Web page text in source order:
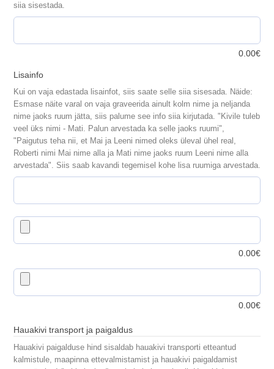
siia sisestada.
0.00€
Lisainfo
Kui on vaja edastada lisainfot, siis saate selle siia sisesada. Näide:
Esmase näite varal on vaja graveerida ainult kolm nime ja neljanda
nime jaoks ruum jätta, siis palume see info siia kirjutada. "Kivile tuleb
veel üks nimi - Mati. Palun arvestada ka selle jaoks ruumi",
"Paigutus teha nii, et Mai ja Leeni nimed oleks üleval ühel real,
Roberti nimi Mai nime alla ja Mati nime jaoks ruum Leeni nime alla
arvestada". Siis saab kavandi tegemisel kohe lisa ruumiga arvestada.
0.00€
0.00€
Hauakivi transport ja paigaldus
Hauakivi paigalduse hind sisaldab hauakivi transporti etteantud
kalmistule, maapinna ettevalmistamist ja hauakivi paigaldamist